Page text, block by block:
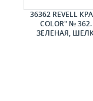
36362 REVELL
COLOR" №
ЗЕЛЕНАЯ,